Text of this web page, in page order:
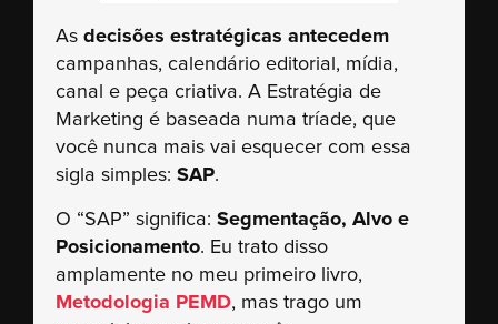
As decisões estratégicas antecedem
campanhas, calendário editorial, mídia,
canal e peça criativa. A Estratégia de
Marketing é baseada numa tríade, que
você nunca mais vai esquecer com essa
sigla simples: SAP.
O “SAP” significa: Segmentação, Alvo e
Posicionamento. Eu trato disso
amplamente no meu primeiro livro,
Metodologia PEMD, mas trago um